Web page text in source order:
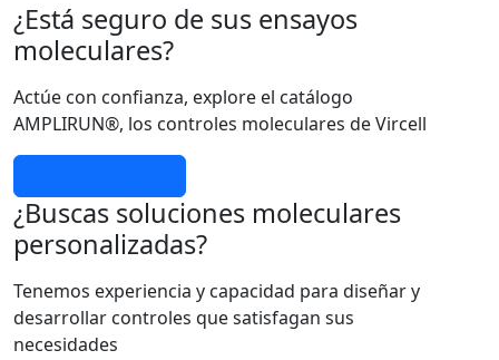
¿Está seguro de sus ensayos
moleculares?
Actúe con confianza, explore el catálogo
AMPLIRUN®, los controles moleculares de Vircell
¿Buscas soluciones moleculares
personalizadas?
Tenemos experiencia y capacidad para diseñar y
desarrollar controles que satisfagan sus
necesidades